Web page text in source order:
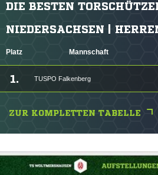
DIE BESTEN
NIEDERSACHSEN |
Platz Mannschaft
1. TUSPO Falkenberg
ZUR KOMPLETTEN TABELLE